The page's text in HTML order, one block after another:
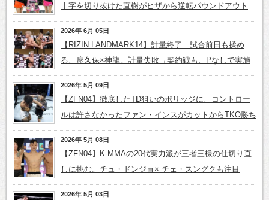
十字を切り抜けた直樹がヒザから逆転パウンドアウト
2026年 6月 05日
【RIZIN LANDMARK14】計量終了 試合前日も揉め
る、扇久保×神龍。計量失敗→契約戦も、Pなしで実施
2026年 5月 09日
【ZFN04】徹底したTD狙いのポリッジに、コントロー
ルは許さなかったファン・インスがカットからTKO勝ち
2026年 5月 08日
【ZFN04】K-MMAの20代実力派が三者三様の仕切り直
しに挑む。チュ・ドンジョ× チェ・スングクも注目
2026年 5月 03日